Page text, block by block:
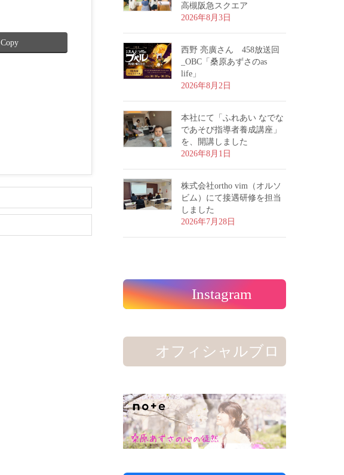
Copy
高槻阪急スクエア
2026年8月3日
西野 亮廣さん 458放送回
_OBC「桑原あずさのas
life」
2026年8月2日
本社にて「ふれあい なでな
であそび指導者養成講座」
を、開講しました
2026年8月1日
株式会社ortho vim（オルソ
ビム）にて接遇研修を担当
しました
2026年7月28日
Instagram
オフィシャルブロ